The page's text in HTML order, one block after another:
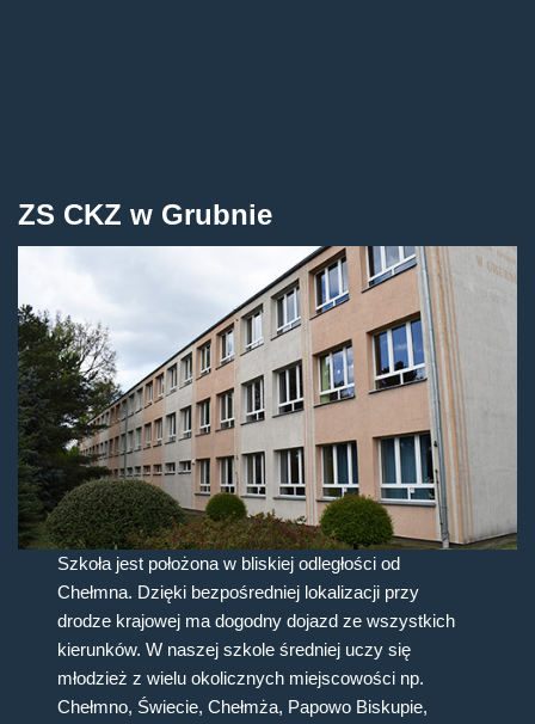
ZS CKZ w Grubnie
Szkoła jest położona w bliskiej odległości od
Chełmna. Dzięki bezpośredniej lokalizacji przy
drodze krajowej ma dogodny dojazd ze wszystkich
kierunków. W naszej szkole średniej uczy się
młodzież z wielu okolicznych miejscowości np.
Chełmno, Świecie, Chełmża, Papowo Biskupie,